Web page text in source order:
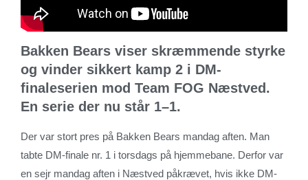
Bakken Bears viser skræmmende styrke
og vinder sikkert kamp 2 i DM-
finaleserien mod Team FOG Næstved.
En serie der nu står 1–1.
Der var stort pres på Bakken Bears mandag aften. Man
tabte DM-finale nr. 1 i torsdags på hjemmebane. Derfor var
en sejr mandag aften i Næstved påkrævet, hvis ikke DM-